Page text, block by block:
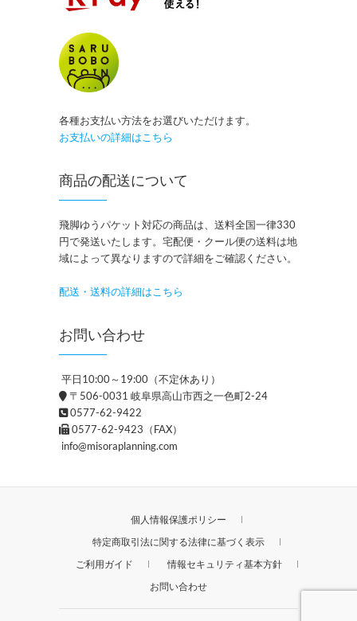
各種お支払い方法をお選びいただけます。
お支払いの詳細はこちら
商品の配送について
飛脚ゆうパケット対応の商品は、送料全国一律330
円で発送いたします。宅配便・クール便の送料は地
域によって異なりますので詳細をご確認ください。
配送・送料の詳細はこちら
お問い合わせ
平日10:00～19:00（不定休あり）
〒506-0031 岐阜県高山市西之一色町2-24
0577-62-9422
0577-62-9423（FAX）
info@misoraplanning.com
個人情報保護ポリシー
特定商取引法に関する法律に基づく表示
ご利用ガイド
情報セキュリティ基本方針
お問い合わせ